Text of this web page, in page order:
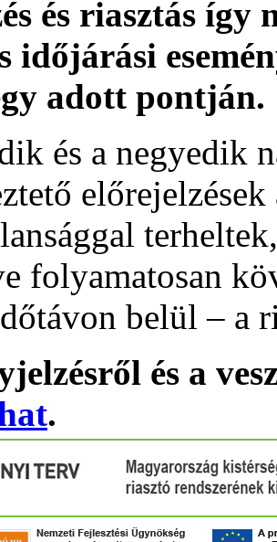
és riasztás
időjárási
adott pontján.
és a negyedik
folyamatosan
belül – a
és a
.